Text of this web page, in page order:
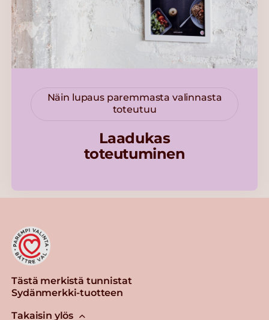
Näin lupaus paremmasta valinnasta
toteutuu
Laadukas
toteutuminen
Tästä merkistä tunnistat
Sydänmerkki-tuotteen
Takaisin ylös